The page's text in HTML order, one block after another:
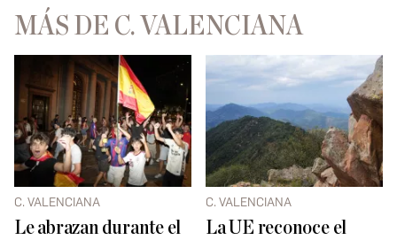
MÁS DE C. VALENCIANA
C. VALENCIANA
Le abrazan durante el
C. VALENCIANA
La UE reconoce el